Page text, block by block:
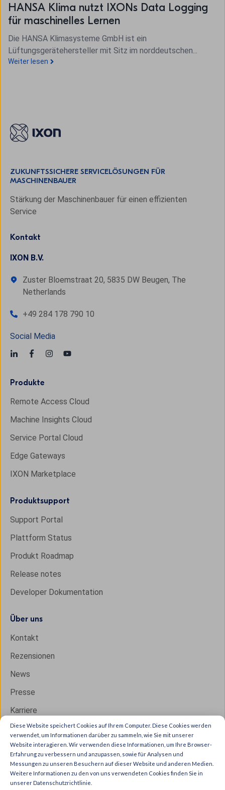
Diese Website speichert Cookies auf Ihrem Computer. Diese Cookies werden
verwendet, um Informationen darüber zu sammeln, wie Sie mit unserer
Website interagieren. Wir verwenden diese Informationen, um Ihre Browser-
Erfahrung zu verbessern und anzupassen, sowie für Analysen und
Messungen zu unseren Besuchern auf dieser Website und anderen Medien.
Weitere Informationen zu den von uns verwendeten Cookies finden Sie in
unserer Datenschutzrichtlinie.
HANSA Klima nutzt IXONs Data Logging
für maschinelles Lernen
Die HANSA Klimasysteme GmbH ist ein
Lüftungsgerätehersteller mit Sitz im norddeutschen...
Weiter lesen
ZUKUNFTSSICHERE SERVICELÖSUNGEN FÜR
MASCHINENBAUER
Stärkung der Maschinenbauer für einen effizienten
Service
Kontakt
IXON B.V.
Zuster Bloemstraat 20, 5835 DW Beugen, The
Netherlands
+49 284 178 790 10
Social Media
Produkte
Remote Access Cloud
Machine Insights Cloud
Service Portal Cloud
Edge Gateways
IXON Marketplace
Produktsupport
Support Portal
Plattform Status
Produkt Roadmap
Release notes
Developer Dokumentation
Über uns
Kontakt
Rezensionen
News
Presse
Karriere
Copyright © 2026 IXON B.V. All rights reserved.
Trust Center
Privacy & cookies